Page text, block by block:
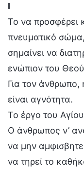
Ⅰ
Το να προσφέρει
πνευματικό σώμα,
σημαίνει να
ενώπιον του
Για τον άνθρωπο,
είναι αγνότητα.
Το έργο του
Ο άνθρωπος ν’
να μην
να τηρεί το